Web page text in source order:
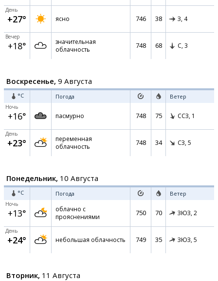
День
+27° ясно 746 38 З, 4
Вечер
+18°
значительная
облачность
748 68 С, 3
Воскресенье, 9 Августа
°C Погода Ветер
Ночь
+16° пасмурно 748 75 ССЗ, 1
День
+23°
переменная
облачность
748 34 СЗ, 5
Понедельник, 10 Августа
°C Погода Ветер
Ночь
+13°
облачно с
прояснениями
750 70 ЗЮЗ, 2
День
+24° небольшая облачность 749 35 ЗЮЗ, 5
Вторник, 11 Августа